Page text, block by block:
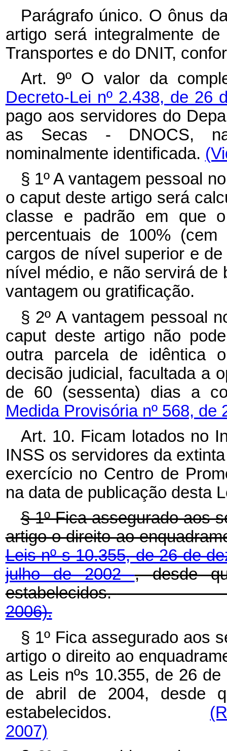
Parágrafo único. O ônus
artigo será integralmente
Transportes e do DNIT,
Art. 9º O valor da
Decreto-Lei nº 2.438, de 26
pago aos servidores do
as Secas - DNOCS,
nominalmente identificada.
§ 1º A vantagem pessoal
o caput deste artigo será
classe e padrão em que
percentuais de 100%
cargos de nível superior e
nível médio, e não servirá de
vantagem ou gratificação.
§ 2º A vantagem pessoal
caput deste artigo não
outra parcela de idêntica
decisão judicial, facultada a
de 60 (sessenta) dias a
Medida Provisória nº 568, de
Art. 10. Ficam lotados no
INSS os servidores da
exercício no Centro de
na data de publicação desta
§ 1º Fica assegurado aos
artigo o direito ao
Leis nº s 10.355, de 26 de
julho de 2002, desde
estabelecidos.
2006).
§ 1º Fica assegurado aos
artigo o direito ao
as Leis nºs 10.355, de 26
de abril de 2004, desde
estabelecidos.
2007)